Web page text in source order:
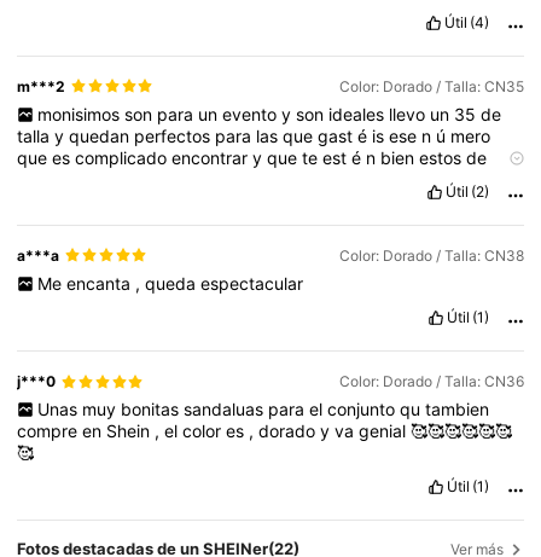
Útil (4)
m***2 Color: Dorado / Talla: CN35
monisimos son para un evento y son ideales llevo un 35 de
tallayquedan perfectos para lasquegasté isese n ú mero
queescomplicadoencontraryqueteesté n bienestosde
Útil (2)
a***a Color: Dorado / Talla: CN38
Me encanta , queda espectacular
Útil (1)
j***0 Color: Dorado / Talla: CN36
Unas muy bonitas sandaluas para el conjunto qu tambien
compreen Shein ,elcolores ,doradoyvagenial🥰🥰🥰🥰🥰🥰
🥰
Útil (1)
Fotos destacadas de un SHEINer(22) Ver más